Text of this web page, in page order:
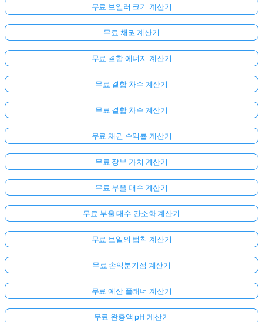
무료 보일러 크기 계산기
무료 채권 계산기
무료 결합 에너지 계산기
무료 결합 차수 계산기
무료 결합 차수 계산기
무료 채권 수익률 계산기
무료 장부 가치 계산기
무료 부울 대수 계산기
무료 부울 대수 간소화 계산기
무료 보일의 법칙 계산기
무료 손익분기점 계산기
무료 예산 플래너 계산기
무료 완충액 pH 계산기